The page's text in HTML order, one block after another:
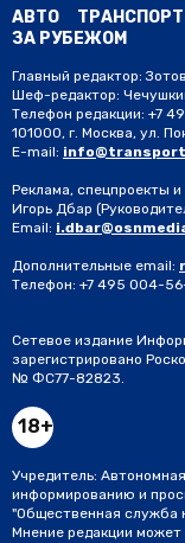
АВТО ТРАНСПОРТ
ЗА РУБЕЖОМ
Главный редактор:
Шеф-редактор:
Телефон редакции: +7
101000, г. Москва, ул.
E-mail:
Реклама, спецпроекты
Игорь Дбар
Email:
Дополнительные email:
Телефон: +7 495 004-
Сетевое издание
зарегистрировано
№ ФС77-82823.
18+
Учредитель:
информированию и
"Общественная служба
Мнение редакции может